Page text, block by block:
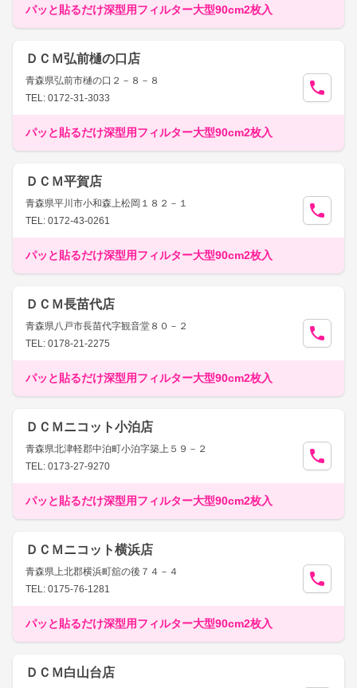
パッと貼るだけ深型用フィルター大型90cm2枚入
ＤＣＭ弘前樋の口店
青森県弘前市樋の口２－８－８
TEL: 0172-31-3033
パッと貼るだけ深型用フィルター大型90cm2枚入
ＤＣＭ平賀店
青森県平川市小和森上松岡１８２－１
TEL: 0172-43-0261
パッと貼るだけ深型用フィルター大型90cm2枚入
ＤＣＭ長苗代店
青森県八戸市長苗代字観音堂８０－２
TEL: 0178-21-2275
パッと貼るだけ深型用フィルター大型90cm2枚入
ＤＣＭニコット小泊店
青森県北津軽郡中泊町小泊字築上５９－２
TEL: 0173-27-9270
パッと貼るだけ深型用フィルター大型90cm2枚入
ＤＣＭニコット横浜店
青森県上北郡横浜町舘の後７４－４
TEL: 0175-76-1281
パッと貼るだけ深型用フィルター大型90cm2枚入
ＤＣＭ白山台店